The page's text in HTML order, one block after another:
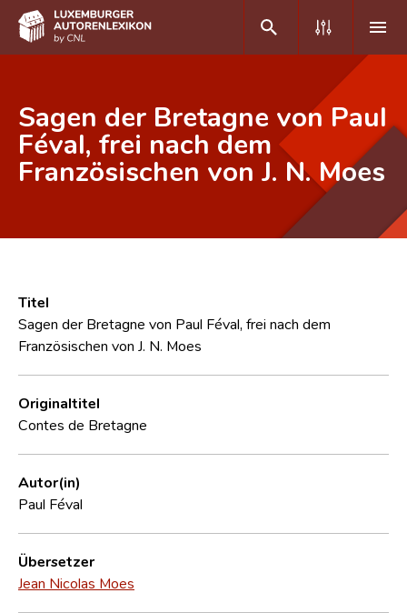
DE FR
Home
Erweiterte Suche
CNL
Forschungsgruppe
Sagen der Bretagne von Paul
Féval, frei nach dem
Französischen von J. N. Moes
Titel
Sagen der Bretagne von Paul Féval, frei nach dem
Französischen von J. N. Moes
Originaltitel
Contes de Bretagne
Autor(in)
Paul Féval
Übersetzer
Jean Nicolas Moes